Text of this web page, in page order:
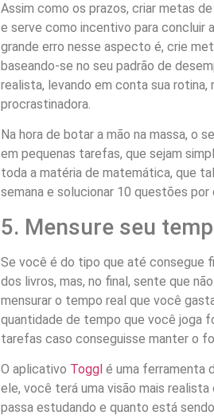
Assim como os prazos, criar metas
e serve como incentivo para concluir
grande erro nesse aspecto é, crie
baseando-se no seu padrão de
realista, levando em conta sua
procrastinadora.
Na hora de botar a mão na massa, o
em pequenas tarefas, que sejam
toda a matéria de matemática, que
semana e solucionar 10 questões por
5. Mensure seu
Se você é do tipo que até consegue
dos livros, mas, no final, sente que
mensurar o tempo real que você
quantidade de tempo que você joga
tarefas caso conseguisse manter o
O aplicativo Toggl é uma ferramenta
ele, você terá uma visão mais
passa estudando e quanto está